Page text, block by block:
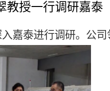
教授一行调研嘉泰
嘉泰进行调研。公司